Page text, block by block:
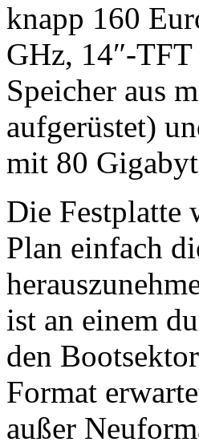
knapp 160
GHz, 14″-
Speicher aus
aufgerüstet)
mit 80
Die Festplatte
Plan einfach
ist an einem
den
Format
außer